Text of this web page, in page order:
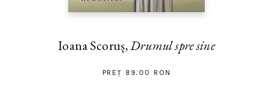
Ioana Scoruș,Drumul spre sine
PREȚ 89.00 RON